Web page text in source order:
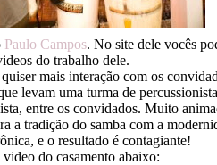
Paulo Campos. No site dele vocês
do trabalho dele.
mais interação com os
levam uma turma de
entre os convidados. Muito
a tradição do samba com a
e o resultado é contagiante!
video do casamento abaixo: